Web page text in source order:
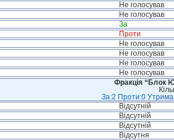
Не голосував
Не голосував
За
Проти
Не голосував
Не голосував
Не голосував
Не голосував
Фракція “Блок
За:2 Проти:0
Відсутній
Відсутній
Відсутній
Відсутня